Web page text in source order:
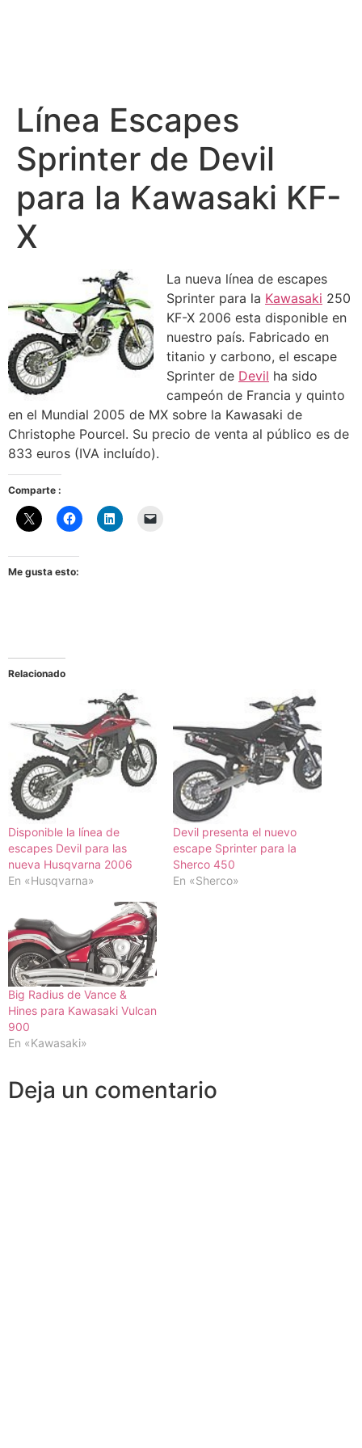
Línea Escapes
Sprinter de Devil
para la Kawasaki KF-
X
La nueva línea de escapes
Sprinter para la Kawasaki 250
KF-X 2006 esta disponible en
nuestro país. Fabricado en
titanio y carbono, el escape
Sprinter de Devil ha sido
campeón de Francia y quinto
en el Mundial 2005 de MX sobre la Kawasaki de
Christophe Pourcel. Su precio de venta al público es de
833 euros (IVA incluído).
Comparte :
Me gusta esto:
Relacionado
Disponible la línea de
escapes Devil para las
nueva Husqvarna 2006
En «Husqvarna»
Devil presenta el nuevo
escape Sprinter para la
Sherco 450
En «Sherco»
Big Radius de Vance &
Hines para Kawasaki Vulcan
900
En «Kawasaki»
Deja un comentario